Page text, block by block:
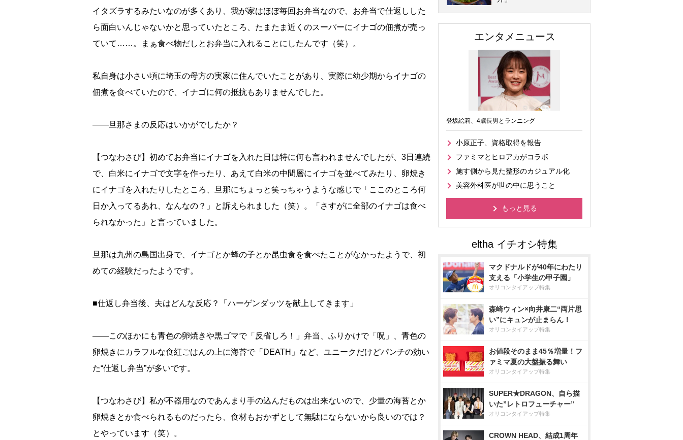
イタズラするみたいなのが多くあり、我が家はほぼ毎回お弁当なので、お弁当で仕返しした
ら面白いんじゃないかと思っていたところ、たまたま近くのスーパーにイナゴの佃煮が売っ
ていて……。まぁ食べ物だしとお弁当に入れることにしたんです（笑）。
私自身は小さい頃に埼玉の母方の実家に住んでいたことがあり、実際に幼少期からイナゴの
佃煮を食べていたので、イナゴに何の抵抗もありませんでした。
――旦那さまの反応はいかがでしたか？
【つなわさび】初めてお弁当にイナゴを入れた日は特に何も言われませんでしたが、3日連続
で、白米にイナゴで文字を作ったり、あえて白米の中間層にイナゴを並べてみたり、卵焼き
にイナゴを入れたりしたところ、旦那にちょっと笑っちゃうような感じで「ここのところ何
日か入ってるあれ、なんなの？」と訴えられました（笑）。「さすがに全部のイナゴは食べ
られなかった」と言っていました。
旦那は九州の島国出身で、イナゴとか蜂の子とか昆虫食を食べたことがなかったようで、初
めての経験だったようです。
■仕返し弁当後、夫はどんな反応？「ハーゲンダッツを献上してきます」
――このほかにも青色の卵焼きや黒ゴマで「反省しろ！」弁当、ふりかけで「呪」、青色の
卵焼きにカラフルな食紅ごはんの上に海苔で「DEATH」など、ユニークだけどパンチの効い
た“仕返し弁当”が多いです。
【つなわさび】私が不器用なのであんまり手の込んだものは出来ないので、少量の海苔とか
卵焼きとか食べられるものだったら、食材もおかずとして無駄にならないから良いのでは？
とやっています（笑）。
エンタメニュース
登坂絵莉、4歳長男とランニング
小原正子、資格取得を報告
ファミマとヒロアカがコラボ
施す側から見た整形のカジュアル化
美容外科医が世の中に思うこと
もっと見る
マクドナルドが40年にわたり
支える「小学生の甲子園」
オリコンタイアップ特集
森崎ウィン×向井康二“両片思
い”にキュンが止まらん！
オリコンタイアップ特集
お値段そのまま45％増量！フ
ァミマ夏の大盤振る舞い
オリコンタイアップ特集
SUPER★DRAGON、自ら描
いた”レトロフューチャー”
オリコンタイアップ特集
CROWN HEAD、結成1周年